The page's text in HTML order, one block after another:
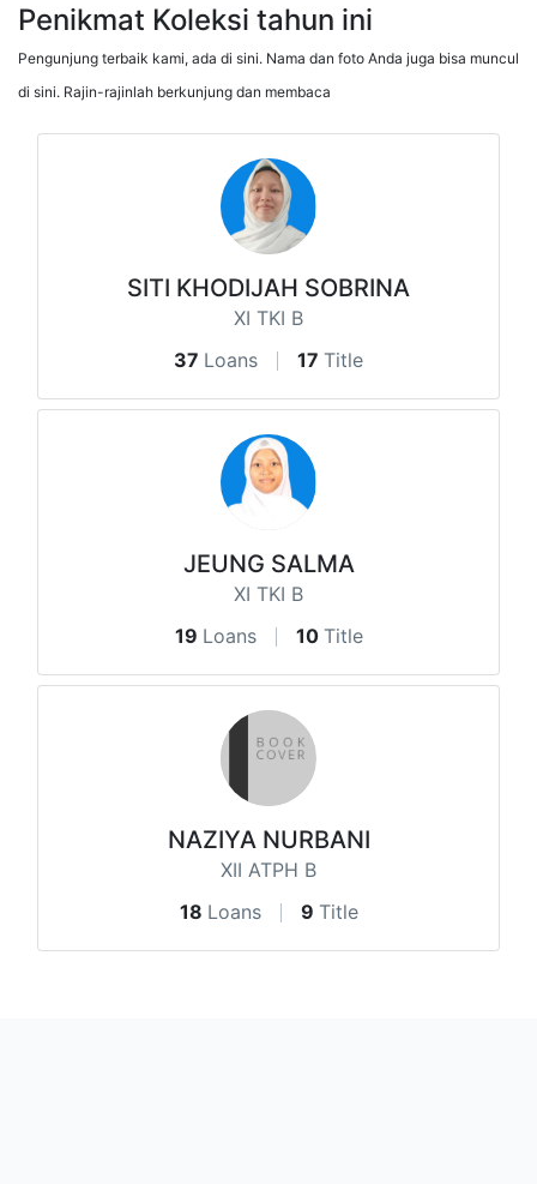
Penikmat Koleksi tahun ini
Pengunjung terbaik kami, ada di sini. Nama dan foto Anda juga bisa muncul
di sini. Rajin-rajinlah berkunjung dan membaca
SITI KHODIJAH SOBRINA
XI TKI B
37 Loans 17 Title
JEUNG SALMA
XI TKI B
19 Loans 10 Title
NAZIYA NURBANI
XII ATPH B
18 Loans 9 Title